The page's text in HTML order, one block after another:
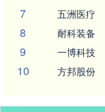
7 五洲医疗
8 耐科装备
9 一博科技
10 方邦股份